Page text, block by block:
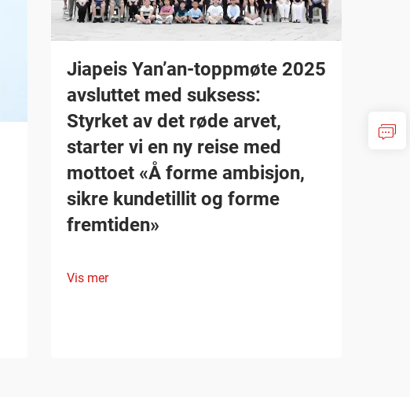
Jiapeis Yan’an-toppmøte 2025
avsluttet med suksess:
Styrket av det røde arvet,
starter vi en ny reise med
mottoet «Å forme ambisjon,
sikre kundetillit og forme
fremtiden»
Vis mer